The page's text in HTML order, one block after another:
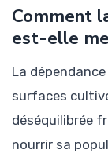
Comment
est-elle
La
surfaces
déséquilibrée
nourrir sa